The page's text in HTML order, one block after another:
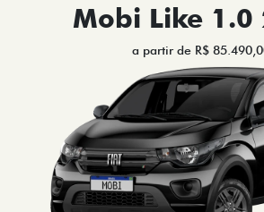
Mobi Like 1.0
a partir de R$